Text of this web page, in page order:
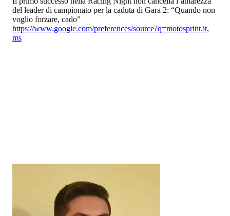
del leader di campionato per la caduta di Gara 2: “Quando non
voglio forzare, cado”
https://www.google.com/preferences/source?q=motosprint.it,
ms